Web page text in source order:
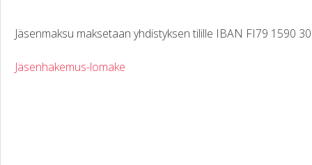
Jäsenmaksu maksetaan yhdistyksen tilille IBAN FI79 1590
Jäsenhakemus-lomake